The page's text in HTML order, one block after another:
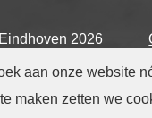
aan onze website
maken zetten we
2026